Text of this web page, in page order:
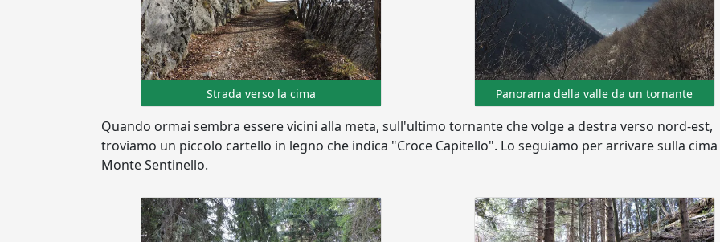
Strada verso la cima Panorama della valle da un tornante
Quando ormai sembra essere vicini alla meta, sull'ultimo tornante che volge a destra verso nord-est,
troviamo un piccolo cartello in legno che indica "Croce Capitello". Lo seguiamo per arrivare sulla
Monte Sentinello.